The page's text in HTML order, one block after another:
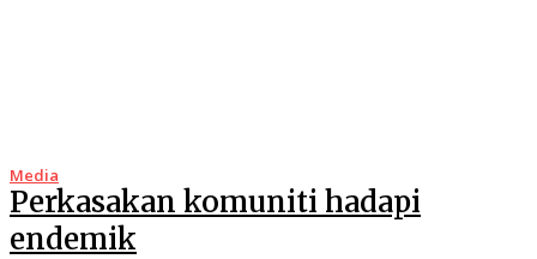
Media
Perkasakan komuniti hadapi
endemik